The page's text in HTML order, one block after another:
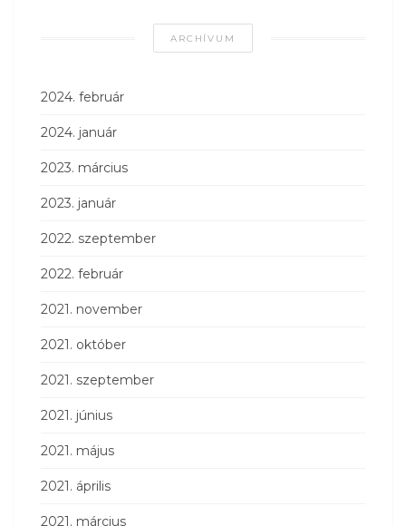
ARCHÍVUM
2024. február
2024. január
2023. március
2023. január
2022. szeptember
2022. február
2021. november
2021. október
2021. szeptember
2021. június
2021. május
2021. április
2021. március